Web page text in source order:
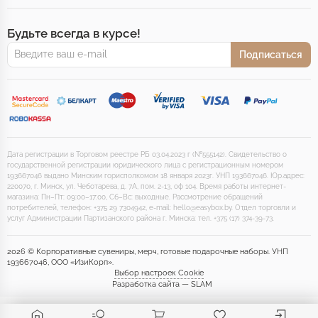
Будьте всегда в курсе!
Подписаться
Дата регистрации в Торговом реестре РБ 03.04.2023 г (№555142). Свидетельство о
государственной регистрации юридического лица с регистрационным номером
193667046 выдано Минским горисполкомом 18 января 2023г. УНП 193667046. Юр.адрес:
220070, г. Минск, ул. Чеботарева, д. 7А, пом. 2-13, оф 104. Время работы интернет-
магазина: Пн–Пт: 09:00–17:00, Сб–Вс: выходные. Рассмотрение обращений
потребителей, телефон: +375 29 7304942, e-mail: hello@easybox.by. Отдел торговли и
услуг Администрации Партизанского района г. Минска: тел. +375 (17) 374-39-73.
2026 © Корпоративные сувениры, мерч, готовые подарочные наборы. УНП
193667046, ООО «ИзиКорп».
Выбор настроек Cookie
Разработка сайта — SLAM